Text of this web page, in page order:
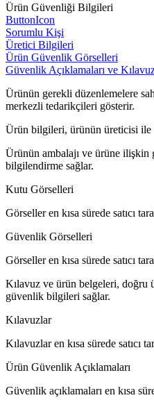
Ürün Güvenliği Bilgileri
ButtonIcon
Sorumlu Kişi
Üretici Bilgileri
Ürün Güvenlik Görselleri
Güvenlik Açıklamaları ve
Ürünün gerekli düzenlemelere
merkezli tedarikçileri gösterir.
Ürün bilgileri, ürünün üreticisi
Ürünün ambalajı ve ürüne ilişkin
bilgilendirme sağlar.
Kutu Görselleri
Görseller en kısa sürede satıcı
Güvenlik Görselleri
Görseller en kısa sürede satıcı
Kılavuz ve ürün belgeleri, doğru
güvenlik bilgileri sağlar.
Kılavuzlar
Kılavuzlar en kısa sürede satıcı
Ürün Güvenlik Açıklamaları
Güvenlik açıklamaları en kısa